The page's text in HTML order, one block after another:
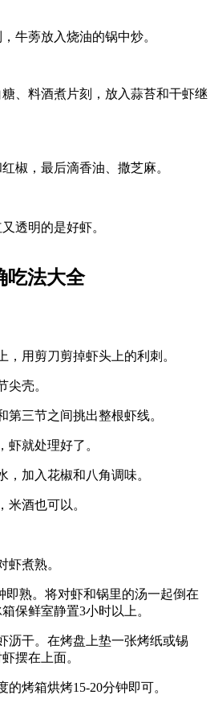
牛蒡放入烧油的锅中炒。
、料酒煮片刻，放入蒜苔和干虾继
椒，最后滴香油、撒芝麻。
透明的是好虾。
吃法大全
，用剪刀剪掉虾头上的利刺。
尖壳。
第三节之间挑出整根虾线。
虾就处理好了。
，加入花椒和八角调味。
米酒也可以。
虾煮熟。
即熟。将对虾和锅里的汤一起倒在
保鲜室静置3小时以上。
沥干。在烤盘上垫一张烤纸或锡
摆在上面。
的烤箱烘烤15-20分钟即可。